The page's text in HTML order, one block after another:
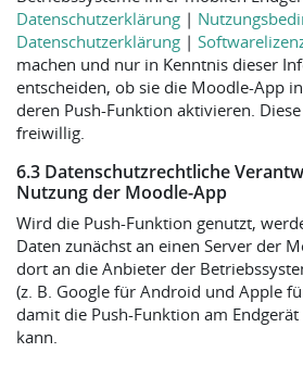
Datenschutzerklärung |
Datenschutzerklärung |
machen und nur in Kenntnis dieser
entscheiden, ob sie die Moodle-App
deren Push-Funktion aktivieren.
freiwillig.
6.3 Datenschutzrechtliche
Nutzung der Moodle-App
Wird die Push-Funktion genutzt,
Daten zunächst an einen Server der
dort an die Anbieter der
(z. B. Google für Android und Apple
damit die Push-Funktion am
kann.